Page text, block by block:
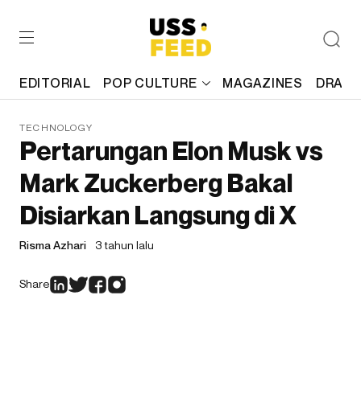
EDITORIAL POP CULTURE MAGAZINES
TECHNOLOGY
Pertarungan Elon Musk vs
Mark Zuckerberg Bakal
Disiarkan Langsung di X
Risma Azhari 3 tahun lalu
Share